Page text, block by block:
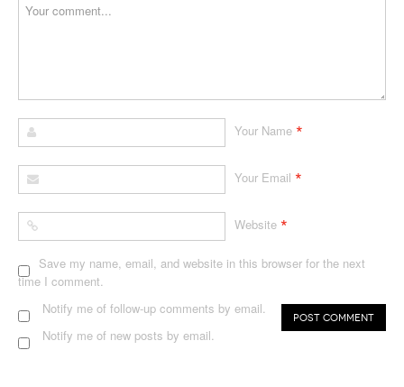
Your Name *
Your Email *
Website *
Save my name, email, and website in this browser for the next
time I comment.
Notify me of follow-up comments by email.
Notify me of new posts by email.